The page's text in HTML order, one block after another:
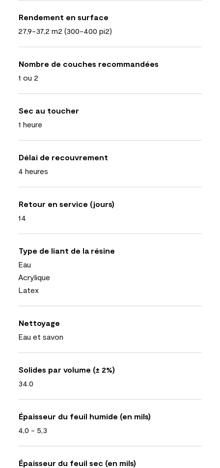
Rendement en surface
27,9-37,2 m2 (300-400 pi2)
Nombre de couches recommandées
1 ou 2
Sec au toucher
1 heure
Délai de recouvrement
4 heures
Retour en service (jours)
14
Type de liant de la résine
Eau
Acrylique
Latex
Nettoyage
Eau et savon
Solides par volume (± 2%)
34.0
Épaisseur du feuil humide (en mils)
4,0 - 5,3
Épaisseur du feuil sec (en mils)